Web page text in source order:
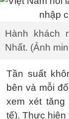
Hành khách
Nhất. (Ảnh
Tần suất
bên và mỗi
xem xét
tế). Thực hiện